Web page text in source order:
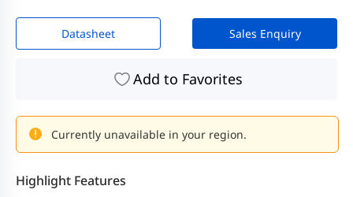
Datasheet Sales Enquiry
Add to Favorites
Currently unavailable in your region.
Highlight Features